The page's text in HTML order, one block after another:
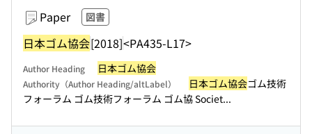
Paper 図書
日本ゴム協会[2018]<PA435-L17>
Author Heading 日本ゴム協会
Authority（Author Heading/altLabel） 日本ゴム協会ゴム技術
フォーラム ゴム技術フォーラム ゴム協 Societ...